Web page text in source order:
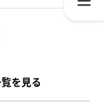
を見る